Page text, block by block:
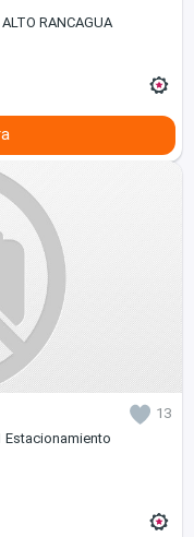
RANCAGUA
13
Estacionamiento